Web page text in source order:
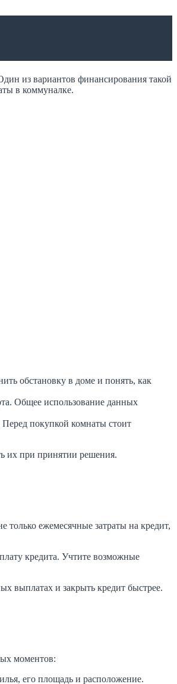
из вариантов финансирования такой
в коммуналке.
обстановку в доме и понять, как
Общее использование данных
покупкой комнаты стоит
их при принятии решения.
ежемесячные затраты на кредит,
кредита. Учтите возможные
выплатах и закрыть кредит быстрее.
моментов:
его площадь и расположение.